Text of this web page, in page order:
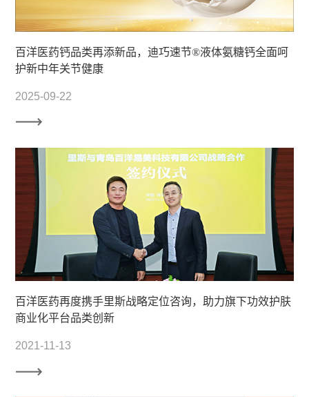
百洋医药钙品类再添新品，迪巧速节®液体氨糖钙全面呵
护新中年关节健康
2025-09-22
百洋医药再度携手里斯战略定位咨询，助力旗下功效护肤
商业化平台品类创新
2021-11-13